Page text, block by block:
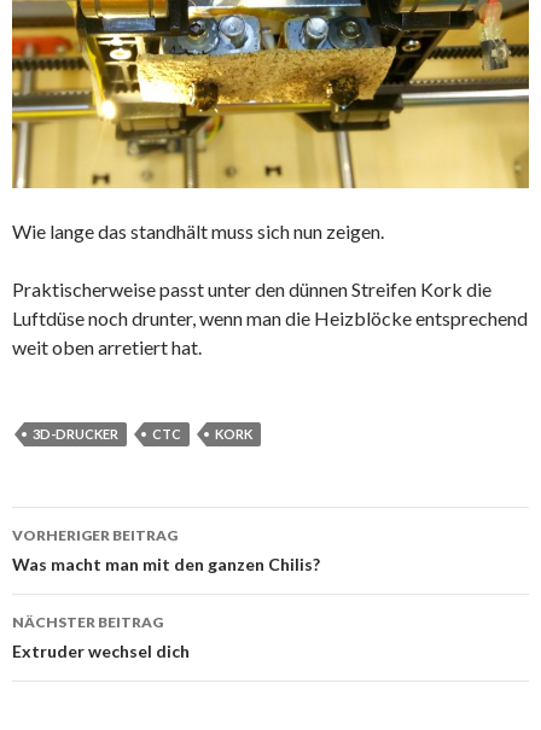
Wie lange das standhält muss sich nun zeigen.
Praktischerweise passt unter den dünnen Streifen Kork die
Luftdüse noch drunter, wenn man die Heizblöcke entsprechend
weit oben arretiert hat.
3D-DRUCKER CTC KORK
Beitragsnavigation
VORHERIGER BEITRAG
Was macht man mit den ganzen Chilis?
NÄCHSTER BEITRAG
Extruder wechsel dich